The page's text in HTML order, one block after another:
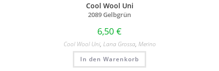
Cool Wool Uni
2089 Gelbgrün
6,50 €
Cool Wool Uni, Lana Grossa, Merino
In den Warenkorb